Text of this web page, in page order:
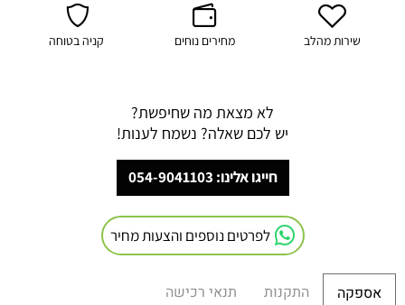
שירות מהלב מחירים נוחים קניה בטוחה
לא מצאת מה שחיפשת?
יש לכם שאלה? נשמח לענות!
חייגו אלינו: 054-9041103
לפרטים נוספים והצעות מחיר
אספקה התקנות תנאי רכישה